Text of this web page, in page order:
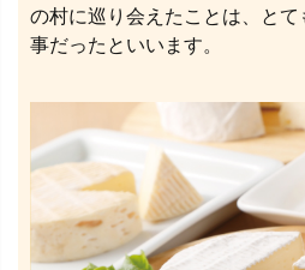
の村に巡り会えたことは、と
事だったといいます。